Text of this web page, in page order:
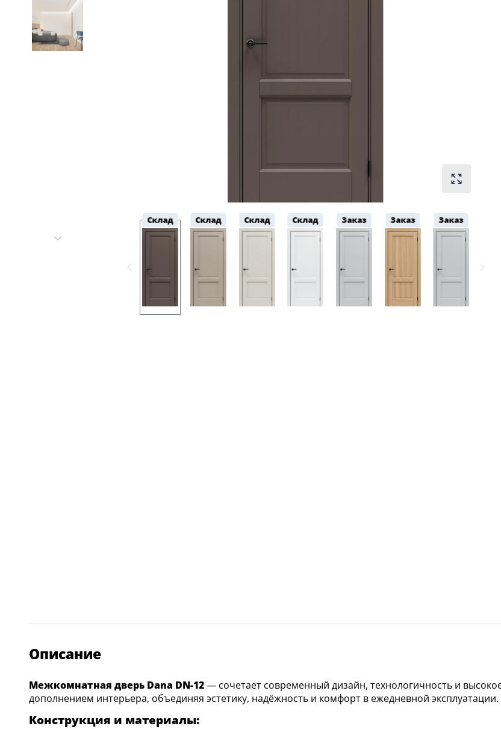
Склад Склад Склад Склад Заказ Заказ Заказ
Описание
Межкомнатная дверь Dana DN-12— сочетает современный дизайн, технологичность и
дополнением интерьера, объединяя эстетику, надёжность и комфорт в ежедневной эксплуатации.
Конструкция и материалы: